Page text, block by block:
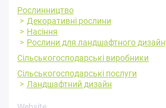
Рослинництво
Декоративні рослини
Насіння
Рослини для ландшафтного
Сільськогосподарські виробники
Сільськогосподарські послуги
Ландшафтний дизайн